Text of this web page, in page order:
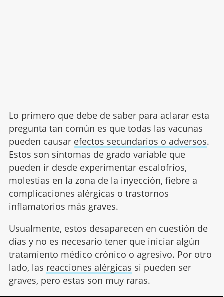
Lo primero que debe de saber para aclarar esta
pregunta tan común es que todas las vacunas
pueden causar efectos secundarios o adversos.
Estos son síntomas de grado variable que
pueden ir desde experimentar escalofríos,
molestias en la zona de la inyección, fiebre a
complicaciones alérgicas o trastornos
inflamatorios más graves.
Usualmente, estos desaparecen en cuestión de
días y no es necesario tener que iniciar algún
tratamiento médico crónico o agresivo. Por otro
lado, las reacciones alérgicas si pueden ser
graves, pero estas son muy raras.